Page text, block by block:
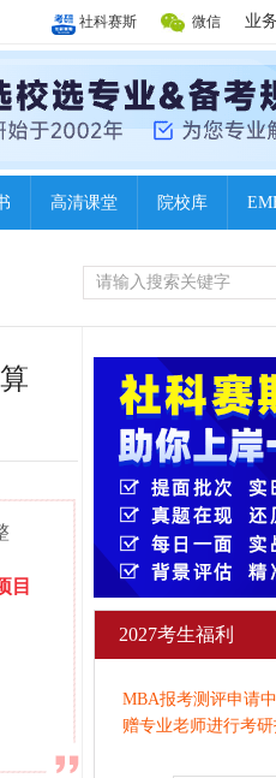
业
微信
社科赛斯
高清课堂 院校库
目
2027考生福利
MBA报考测评申请
赠专业老师进行考研